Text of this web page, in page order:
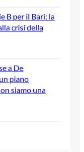
B per il Bari: la
crisi della
a De
piano
siamo una